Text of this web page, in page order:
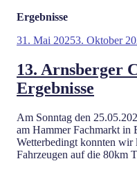
Ergebnisse
Veröffentlicht
31. Mai 20253. Oktober
13. Arnsberger
Ergebnisse
Am Sonntag den
am Hammer Fachmarkt in
Wetterbedingt konnten wir
Fahrzeugen auf die 80km